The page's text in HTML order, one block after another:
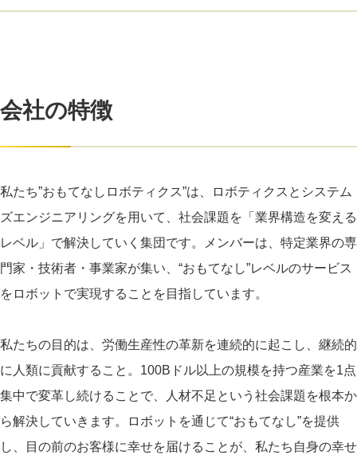
会社の特徴
私たち”おもてなしロボティクス”は、ロボティクスとシステム
ズエンジニアリングを用いて、社会課題を「業界構造を変える
レベル」で解決していく集団です。メンバーは、特定業界の専
門家・技術者・事業家が集い、“おもてなし”レベルのサービス
をロボットで実現することを目指しています。
私たちの目的は、労働生産性の革新を連続的に起こし、継続的
に人類に貢献すること。100Bドル以上の規模を持つ産業を1点
集中で変革し続けることで、人材不足という社会課題を根本か
ら解決していきます。ロボットを通じて“おもてなし”を提供
し、目の前のお客様に幸せを届けることが、私たち自身の幸せ